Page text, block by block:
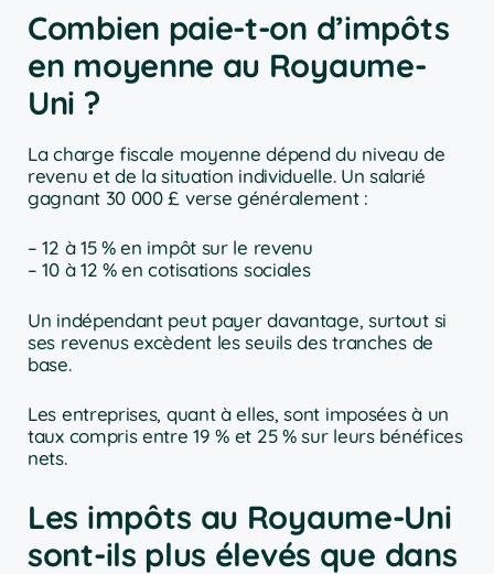
Combien paie-t-on d’impôts
en moyenne au Royaume-
Uni ?
La charge fiscale moyenne dépend du niveau de
revenu et de la situation individuelle. Un salarié
gagnant 30 000 £ verse généralement :
– 12 à 15 % en impôt sur le revenu
– 10 à 12 % en cotisations sociales
Un indépendant peut payer davantage, surtout si
ses revenus excèdent les seuils des tranches de
base.
Les entreprises, quant à elles, sont imposées à un
taux compris entre 19 % et 25 % sur leurs bénéfices
nets.
Les impôts au Royaume-Uni
sont-ils plus élevés que dans